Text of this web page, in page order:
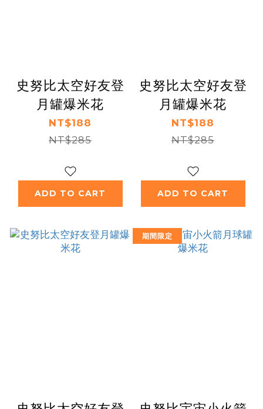
史努比太空好友登
月罐爆米花
NT$188
NT$285
ADD TO CART
史努比太空好友登
月罐爆米花
NT$188
NT$285
ADD TO CART
期間限定